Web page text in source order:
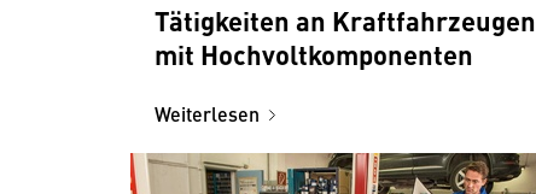
Tätigkeiten an Kraftfahrzeugen
mit Hochvoltkomponenten
Weiterlesen